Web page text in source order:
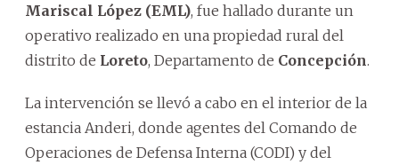
Mariscal López (EML), fue hallado durante un
operativo realizado en una propiedad rural del
distrito de Loreto, Departamento de Concepción.
La intervención se llevó a cabo en el interior de la
estancia Anderi, donde agentes del Comando de
Operaciones de Defensa Interna (CODI) y del